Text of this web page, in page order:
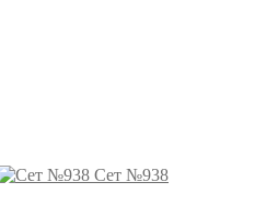
Сет №938